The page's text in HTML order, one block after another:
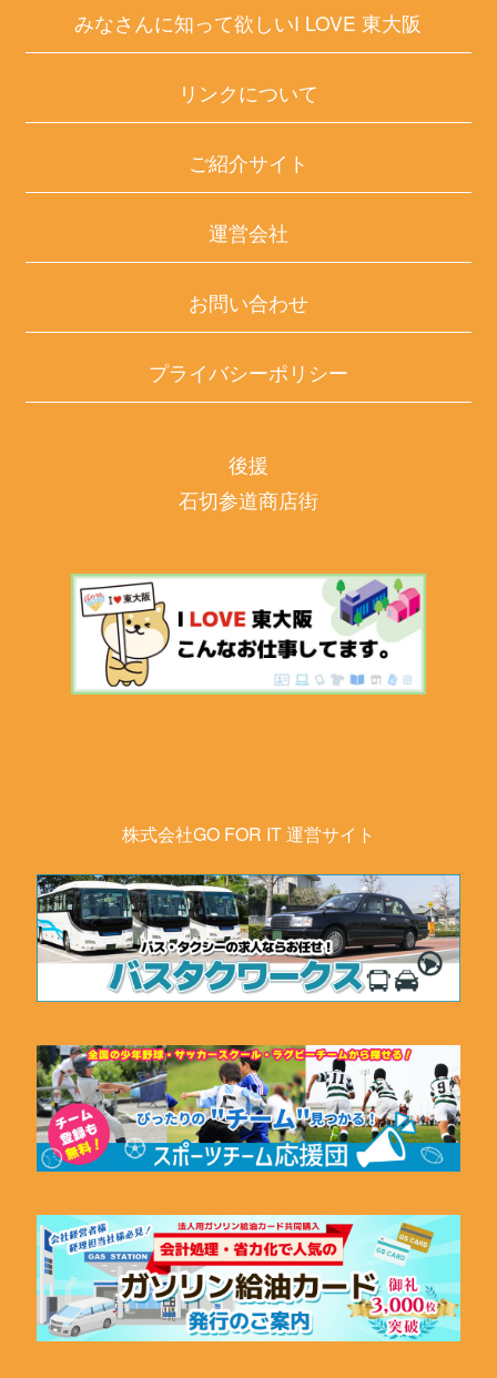
みなさんに知って欲しいI LOVE 東大阪
リンクについて
ご紹介サイト
運営会社
お問い合わせ
プライバシーポリシー
後援
石切参道商店街
株式会社GO FOR IT 運営サイト